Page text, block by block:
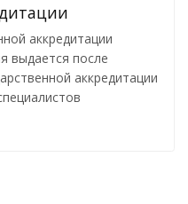
аккредитации
выдается после
аккредитации